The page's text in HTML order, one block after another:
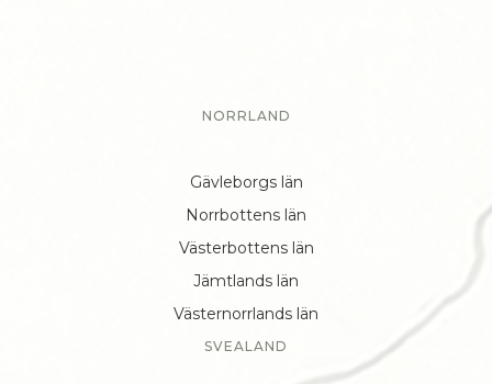
NORRLAND
Gävleborgs län
Norrbottens län
Västerbottens län
Jämtlands län
Västernorrlands län
SVEALAND